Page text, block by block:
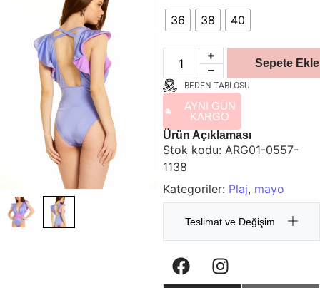
36 38 40
Sepete Ekle
BEDEN TABLOSU
AYNI GÜN
KARGO
Ürün Açıklaması
Stok kodu:ARG01-0557-
1138
Kategoriler: Plaj, mayo
Teslimat ve Değişim